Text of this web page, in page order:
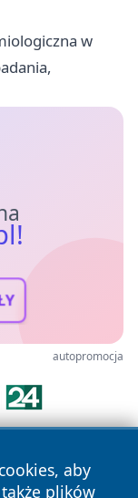
w
autopromocja
aby
także plików